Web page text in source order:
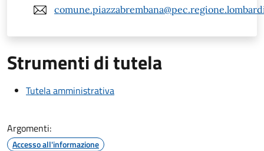
Strumenti di tutela
Tutela amministrativa
Argomenti:
Accesso all'informazione